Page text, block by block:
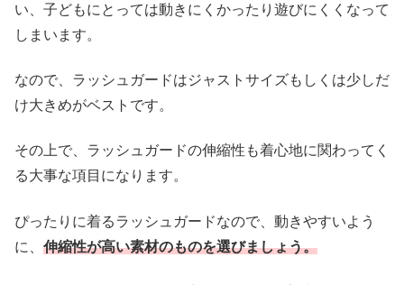
い、子どもにとっては動きにくかったり遊びにくくなって
しまいます。
なので、ラッシュガードはジャストサイズもしくは少しだ
け大きめがベストです。
その上で、ラッシュガードの伸縮性も着心地に関わってく
る大事な項目になります。
ぴったりに着るラッシュガードなので、動きやすいよう
に、 伸縮性が高い素材のものを選びましょう。